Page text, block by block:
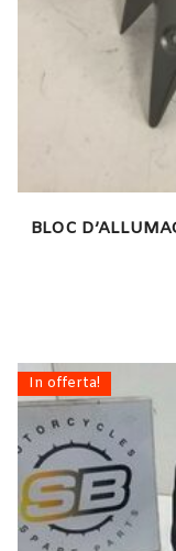
BLOC
In offerta!